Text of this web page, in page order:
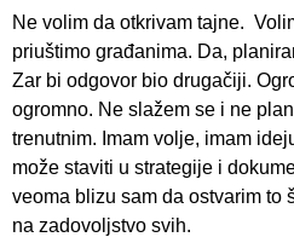
Ne volim da otkrivam tajne.
priuštimo građanima. Da,
Zar bi odgovor bio drugačiji.
ogromno. Ne slažem se i ne
trenutnim. Imam volje, imam
može staviti u strategije i
veoma blizu sam da ostvarim to
na zadovoljstvo svih.